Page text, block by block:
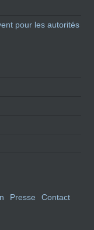
pour les autorités
Presse
Contact